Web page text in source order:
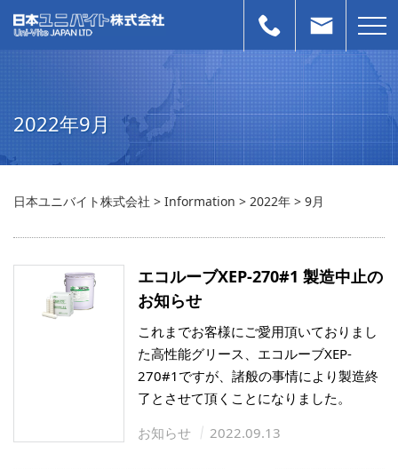
2022年9月
日本ユニバイト株式会社 > Information > 2022年 > 9月
エコルーブXEP-270#1 製造中止の
お知らせ
これまでお客様にご愛用頂いておりまし
た高性能グリース、エコルーブXEP-
270#1ですが、諸般の事情により製造終
了とさせて頂くことになりました。
お知らせ
2022.09.13